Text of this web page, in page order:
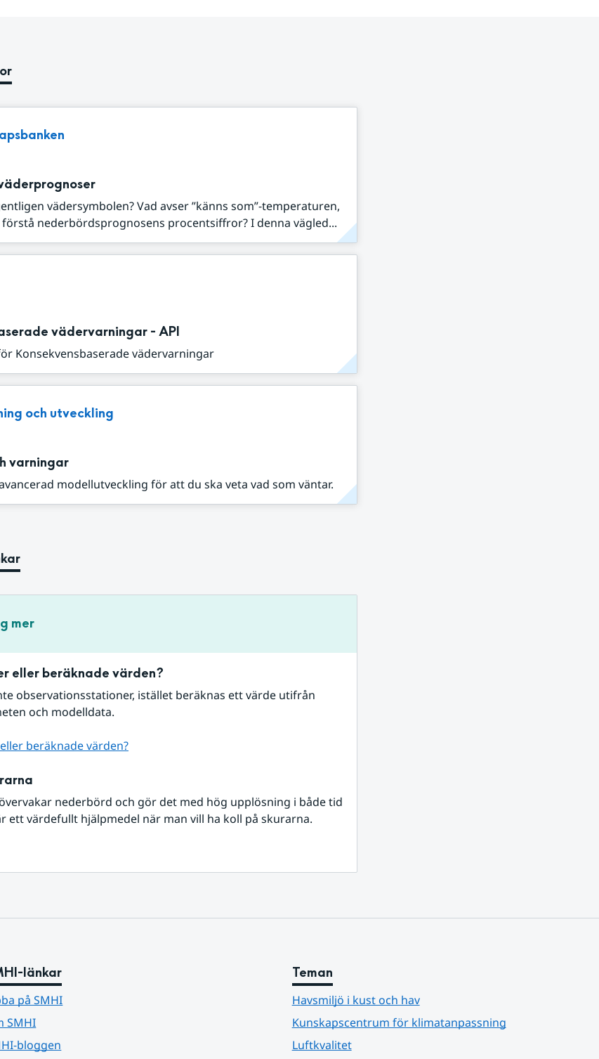
vädersymbolen? Vad avser ”känns som”-temperaturen,
nederbördsprognosens procentsiffror? I denna vägled...
vädervarningar - API
Konsekvensbaserade vädervarningar
och utveckling
varningar
modellutveckling för att du ska veta vad som väntar.
mer
eller beräknade värden?
observationsstationer, istället beräknas ett värde utifrån
och modelldata.
beräknade värden?
nederbörd och gör det med hög upplösning i både tid
ett värdefullt hjälpmedel när man vill ha koll på skurarna.
länkar
på SMHI
SMHI
bloggen
Teman
Havsmiljö i kust och hav
Kunskapscentrum för klimatanpassning
Luftkvalitet